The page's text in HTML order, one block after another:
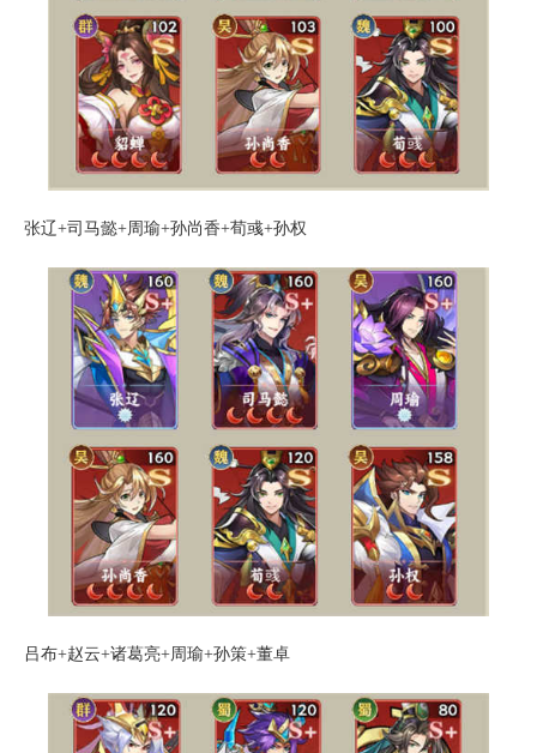
张辽+司马懿+周瑜+孙尚香+荀彧+孙权
吕布+赵云+诸葛亮+周瑜+孙策+董卓